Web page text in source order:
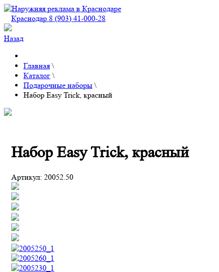
Краснодар 8 (903) 41-000-28
Назад
Главная \
Каталог \
Подарочные наборы \
Набор Easy Trick, красный
Набор Easy Trick, красный
Артикул: 20052.50